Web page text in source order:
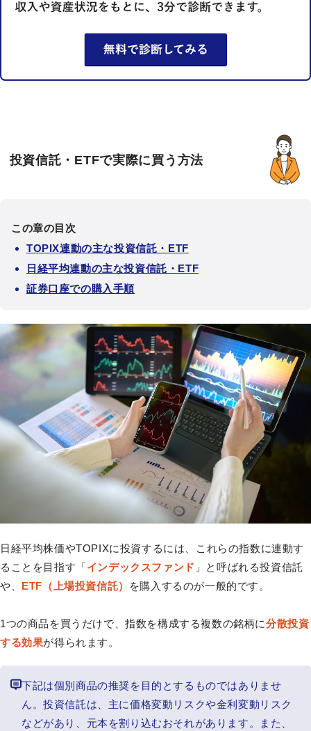
投資信託・ETFで実際に買う方法
この章の目次
TOPIX連動の主な投資信託・ETF
日経平均連動の主な投資信託・ETF
証券口座での購入手順
日経平均株価やTOPIXに投資するには、これらの指数に連動す
ることを目指す「インデックスファンド 」と呼ばれる投資信託
や、 ETF（上場投資信託） を購入するのが一般的です。
1つの商品を買うだけで、指数を構成する複数の銘柄に分散投資
する効果が得られます。
下記は個別商品の推奨を目的とするものではありませ
ん。投資信託は、主に価格変動リスクや金利変動リスク
などがあり、元本を割り込むおそれがあります。また、